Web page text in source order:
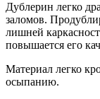
Дублерин легко
заломов.
лишней
повышается его
Материал легко
осыпанию.